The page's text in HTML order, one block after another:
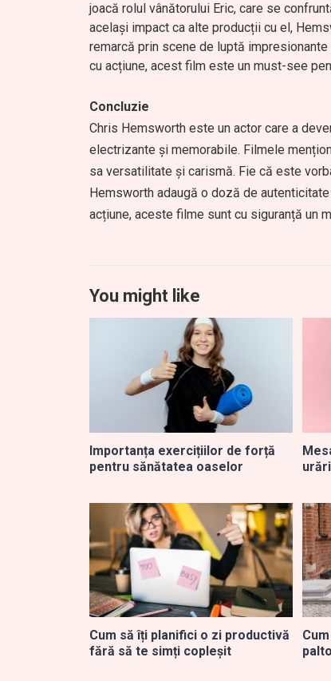
joacă rolul vânătorului Eric, care se
același impact ca alte producții cu el,
remarcă prin scene de luptă
cu acțiune, acest film este un must-see
Concluzie
Chris Hemsworth este un actor care a
electrizante și memorabile. Filmele
sa versatilitate și carismă. Fie că este
Hemsworth adaugă o doză de
acțiune, aceste filme sunt cu siguranță un
You might like
Importanța exercițiilor de forță
pentru sănătatea oaselor
Cum să îți planifici o zi productivă
fără să te simți copleșit